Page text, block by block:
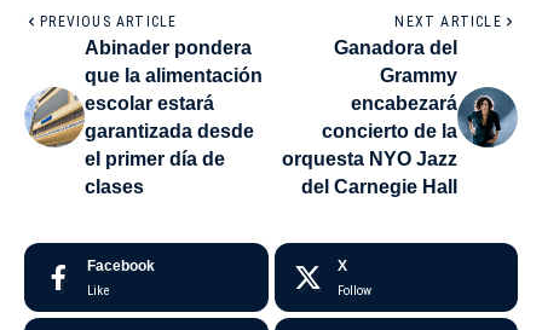
PREVIOUS ARTICLE
Abinader pondera
que la alimentación
escolar estará
garantizada desde
el primer día de
clases
NEXT ARTICLE
Ganadora del
Grammy
encabezará
concierto de la
orquesta NYO Jazz
del Carnegie Hall
Facebook
Like
X
Follow